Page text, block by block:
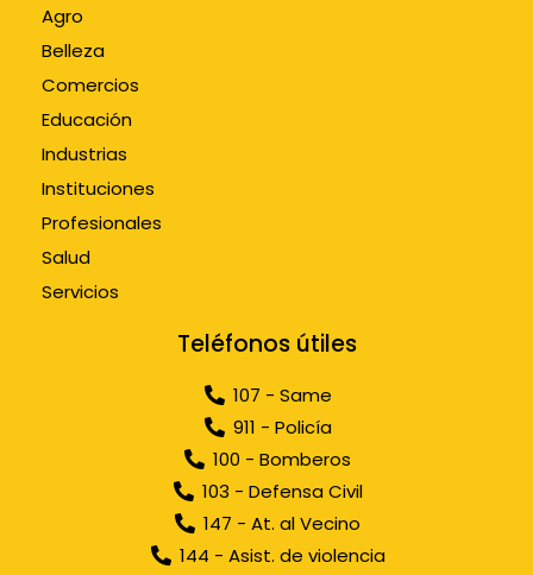
Agro
Belleza
Comercios
Educación
Industrias
Instituciones
Profesionales
Salud
Servicios
Teléfonos útiles
107 - Same
911 - Policía
100 - Bomberos
103 - Defensa Civil
147 - At. al Vecino
144 - Asist. de violencia